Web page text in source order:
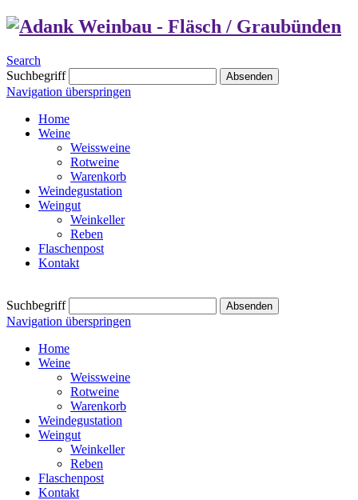
Search
Suchbegriff
Absenden
Navigation überspringen
Home
Weine
Weissweine
Rotweine
Warenkorb
Weindegustation
Weingut
Weinkeller
Reben
Flaschenpost
Kontakt
Suchbegriff Absenden
Navigation überspringen
Home
Weine
Weissweine
Rotweine
Warenkorb
Weindegustation
Weingut
Weinkeller
Reben
Flaschenpost
Kontakt